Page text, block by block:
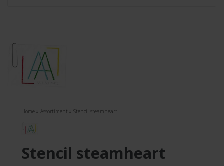
Home » Assortiment » Stencil steamheart
stencil steamheart